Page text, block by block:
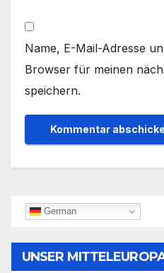
Name, E-Mail-Adresse
Browser für meinen
speichern.
German
UNSER